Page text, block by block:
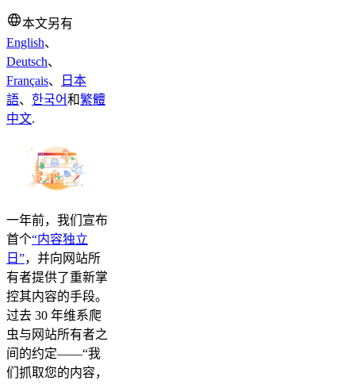
本文另有
English、
Deutsch、
Français、
日本
語、 한국어和繁體
中文.
一年前，我们宣布
首个“内容独立
日”，并向网站所
有者提供了重新掌
控其内容的手段。
过去 30 年维系爬
虫与网站所有者之
间的约定——“我
们抓取您的内容，